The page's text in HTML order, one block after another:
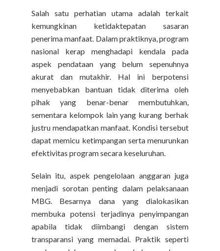
Salah satu perhatian utama adalah terkait
kemungkinan ketidaktepatan sasaran
penerima manfaat. Dalam praktiknya, program
nasional kerap menghadapi kendala pada
aspek pendataan yang belum sepenuhnya
akurat dan mutakhir. Hal ini berpotensi
menyebabkan bantuan tidak diterima oleh
pihak yang benar-benar membutuhkan,
sementara kelompok lain yang kurang berhak
justru mendapatkan manfaat. Kondisi tersebut
dapat memicu ketimpangan serta menurunkan
efektivitas program secara keseluruhan.
Selain itu, aspek pengelolaan anggaran juga
menjadi sorotan penting dalam pelaksanaan
MBG. Besarnya dana yang dialokasikan
membuka potensi terjadinya penyimpangan
apabila tidak diimbangi dengan sistem
transparansi yang memadai. Praktik seperti